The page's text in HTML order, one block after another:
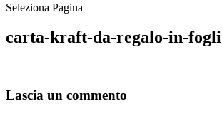
Seleziona Pagina
carta-kraft-da-regalo-in-fogli
Lascia un commento